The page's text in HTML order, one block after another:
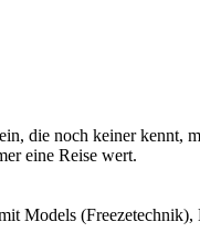
die noch keiner kennt,
eine Reise wert.
Models